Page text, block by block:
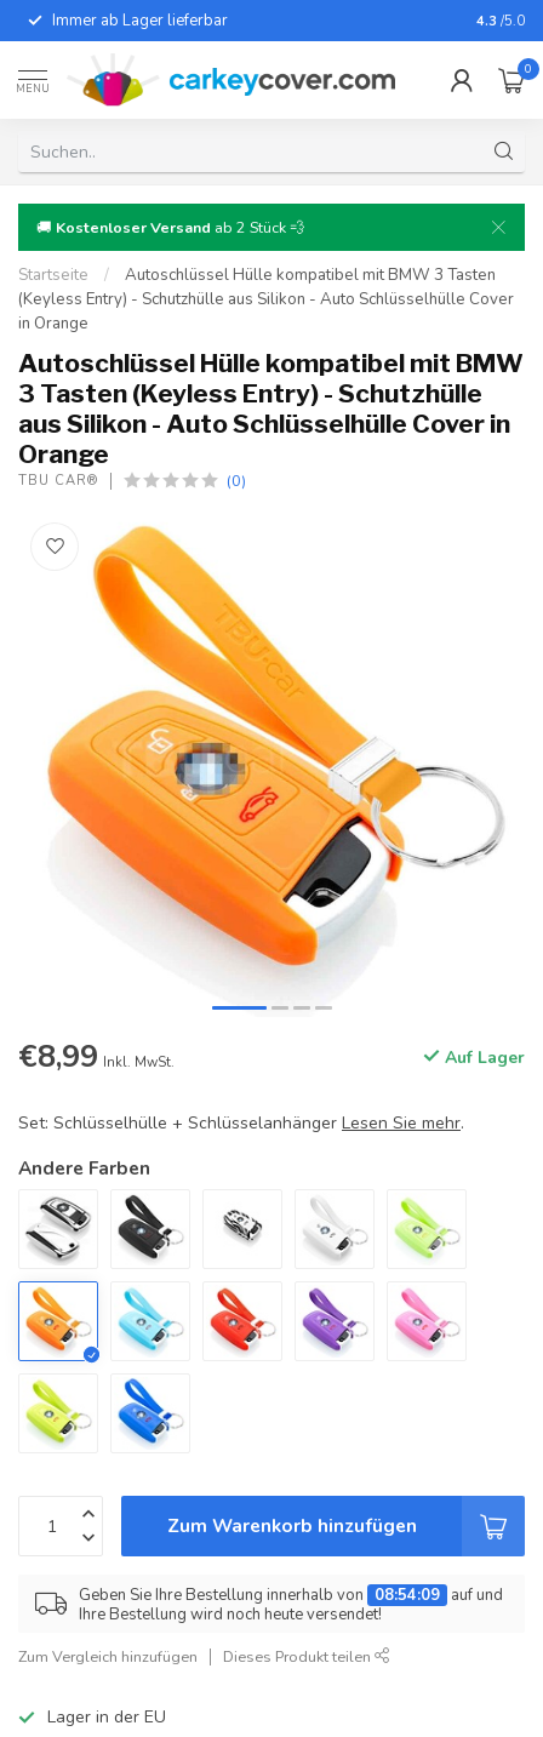
Immer ab Lager lieferbar Für fast
4.3 /5.0
MENU
0
🚚 Kostenloser Versand ab 2 Stück 💨
Startseite /
Autoschlüssel Hülle kompatibel mit BMW 3 Tasten
(Keyless Entry) - Schutzhülle aus Silikon - Auto Schlüsselhülle Cover
in Orange
Autoschlüssel Hülle kompatibel mit BMW
3 Tasten (Keyless Entry) - Schutzhülle
aus Silikon - Auto Schlüsselhülle Cover in
Orange
TBU CAR® (0)
€8,99 Inkl. MwSt. Auf Lager
Set: Schlüsselhülle + Schlüsselanhänger Lesen Sie mehr.
Andere Farben
Zum Warenkorb hinzufügen
Geben Sie Ihre Bestellung innerhalb von 08:54:09 auf und
Ihre Bestellung wird noch heute versendet!
Zum Vergleich hinzufügen Dieses Produkt teilen
Lager in der EU